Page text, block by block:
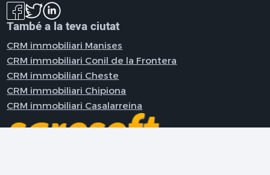
També a la teva ciutat
CRM immobiliari Manises
CRM immobiliari Conil de la Frontera
CRM immobiliari Cheste
CRM immobiliari Chipiona
CRM immobiliari Casalarreina